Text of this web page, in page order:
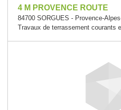
4 M PROVENCE ROUTE
84700 SORGUES - Provence-
Travaux de terrassement courants